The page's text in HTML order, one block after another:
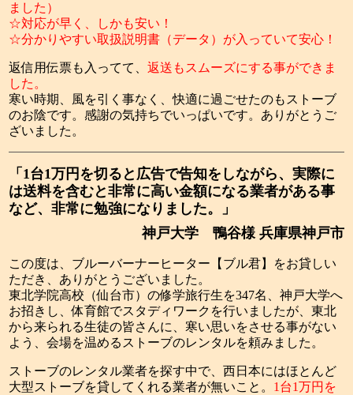
ました）
☆対応が早く、しかも安い！
☆分かりやすい取扱説明書（データ）が入っていて安心！
返信用伝票も入ってて、返送もスムーズにする事ができま
した。
寒い時期、風を引く事なく、快適に過ごせたのもストーブ
のお陰です。感謝の気持ちでいっぱいです。ありがとうご
ざいました。
「1台1万円を切ると広告で告知をしながら、実際に
は送料を含むと非常に高い金額になる業者がある事
など、非常に勉強になりました。」
神戸大学 鴨谷様 兵庫県神戸市
この度は、ブルーバーナーヒーター【ブル君】をお貸しい
ただき、ありがとうございました。
東北学院高校（仙台市）の修学旅行生を347名、神戸大学へ
お招きし、体育館でスタディワークを行いましたが、東北
から来られる生徒の皆さんに、寒い思いをさせる事がない
よう、会場を温めるストーブのレンタルを頼みました。
ストーブのレンタル業者を探す中で、西日本にはほとんど
大型ストーブを貸してくれる業者が無いこと。 1台1万円を